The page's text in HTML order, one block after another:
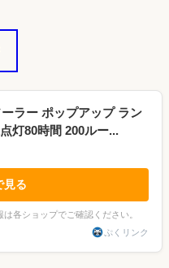
ラー ポップアップ ラン
灯80時間 200ルー...
見る
各ショップでご確認ください。
ぷくリンク